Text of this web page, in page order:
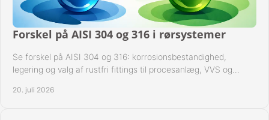
Forskel på AISI 304 og 316 i rørsystemer
Se forskel på AISI 304 og 316: korrosionsbestandighed,
legering og valg af rustfri fittings til procesanlæg, VVS og
20. juli 2026